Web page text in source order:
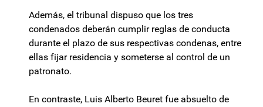
Además, el tribunal dispuso que los tres
condenados deberán cumplir reglas de conducta
durante el plazo de sus respectivas condenas, entre
ellas fijar residencia y someterse al control de un
patronato.
En contraste, Luis Alberto Beuret fue absuelto de